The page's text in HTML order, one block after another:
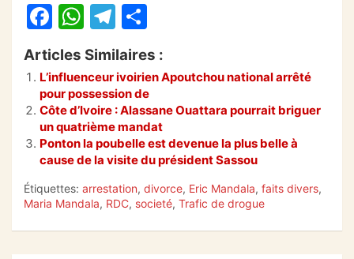
F
a
c
e
b
o
o
k
W
h
at
s
A
p
p
T
el
e
gr
a
m
ta
g
er
Articles Similaires :
L’influenceur ivoirien Apoutchou national arrêté
pour possession de
Côte d’Ivoire : Alassane Ouattara pourrait briguer
un quatrième mandat
Ponton la poubelle est devenue la plus belle à
cause de la visite du président Sassou
Étiquettes: arrestation, divorce, Eric Mandala, faits divers,
Maria Mandala, RDC, societé, Trafic de drogue